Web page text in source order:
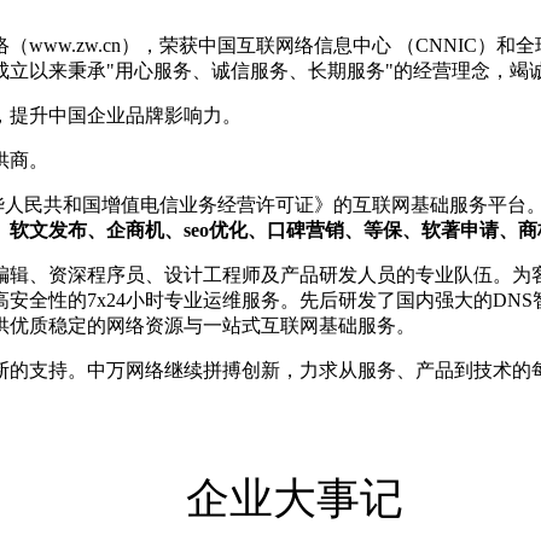
www.zw.cn），荣获中国互联网络信息中心 （CNNIC）和
以来秉承"用心服务、诚信服务、长期服务"的经营理念，竭
升中国企业品牌影响力。
。
民共和国增值电信业务经营许可证》的互联网基础服务平台
文发布、企商机、seo优化、口碑营销、等保、软著申请、商
、资深程序员、设计工程师及产品研发人员的专业队伍。
全性的7x24小时专业运维服务。先后研发了国内强大的
质稳定的网络资源与一站式互联网基础服务。
支持。中万网络继续拼搏创新，力求从服务、产品到技术
企业大事记